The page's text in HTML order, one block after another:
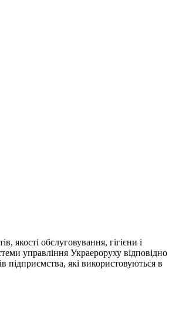
якості обслуговування, гігієни і
управління Украероруху відповідно
підприємства, які використовуються в